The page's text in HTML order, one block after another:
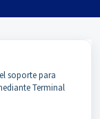
soporte para
Terminal